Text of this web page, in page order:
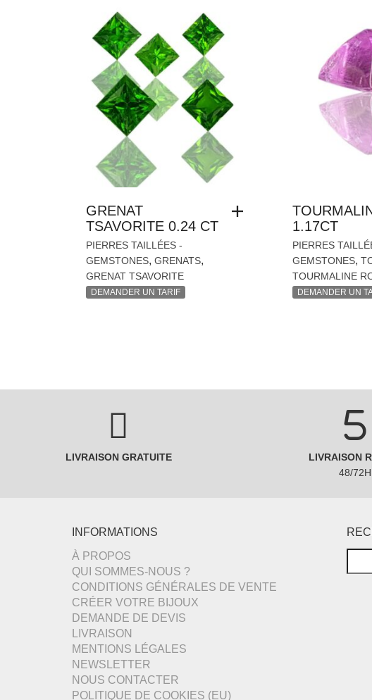
GRENAT
TSAVORITE 0.24 CT
PIERRES TAILLÉES -
GEMSTONES, GRENATS,
GRENAT TSAVORITE
DEMANDER UN TARIF
1.17CT
PIERRES
GEMSTONES,
TOURMALINE
DEMANDER UN
LIVRAISON GRATUITE
LIVRAISON
48/72H
INFORMATIONS
À PROPOS
QUI SOMMES-NOUS ?
CONDITIONS GÉNÉRALES DE VENTE
CRÉER VOTRE BIJOUX
DEMANDE DE DEVIS
LIVRAISON
MENTIONS LÉGALES
NEWSLETTER
NOUS CONTACTER
POLITIQUE DE COOKIES (EU)